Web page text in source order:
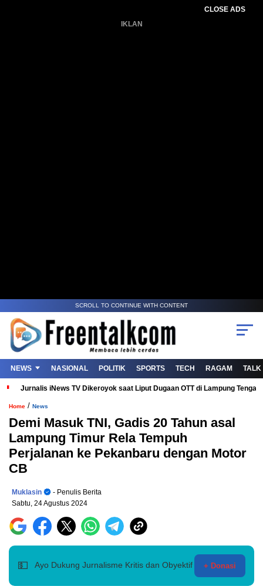
CLOSE ADS
IKLAN
SCROLL TO CONTINUE WITH CONTENT
NEWS NASIONAL POLITIK SPORTS TECH RAGAM TALK
Jurnalis iNews TV Dikeroyok saat Liput Dugaan OTT di Lampung
Home / News
Demi Masuk TNI, Gadis 20 Tahun asal
Lampung Timur Rela Tempuh
Perjalanan ke Pekanbaru dengan Motor
CB
Muklasin
- Penulis Berita
Sabtu, 24 Agustus 2024
💵 Ayo Dukung Jurnalisme Kritis dan Obyektif + Donasi